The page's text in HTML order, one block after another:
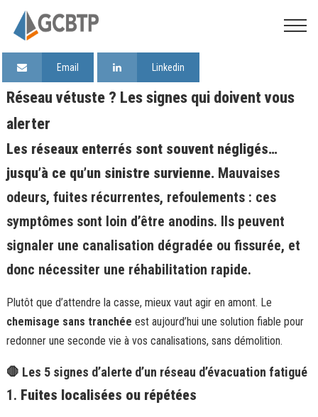
Email Linkedin
Réseau vétuste ? Les signes qui doivent vous
alerter
Les réseaux enterrés sont souvent négligés…
jusqu’à ce qu’un sinistre survienne.Mauvaises
odeurs, fuites récurrentes, refoulements : ces
symptômes sont loin d’être anodins. Ils peuvent
signaler une canalisation dégradée ou fissurée, et
donc nécessiter une réhabilitation rapide.
Plutôt que d’attendre la casse, mieux vaut agir en amont. Le
chemisage sans tranchée est aujourd’hui une solution fiable pour
redonner une seconde vie à vos canalisations, sans démolition.
🛑 Les 5 signes d’alerte d’un réseau d’évacuation fatigué
1. Fuites localisées ou répétées